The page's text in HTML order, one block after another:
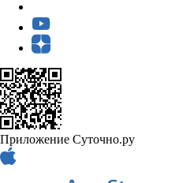
Приложение Суточно.ру